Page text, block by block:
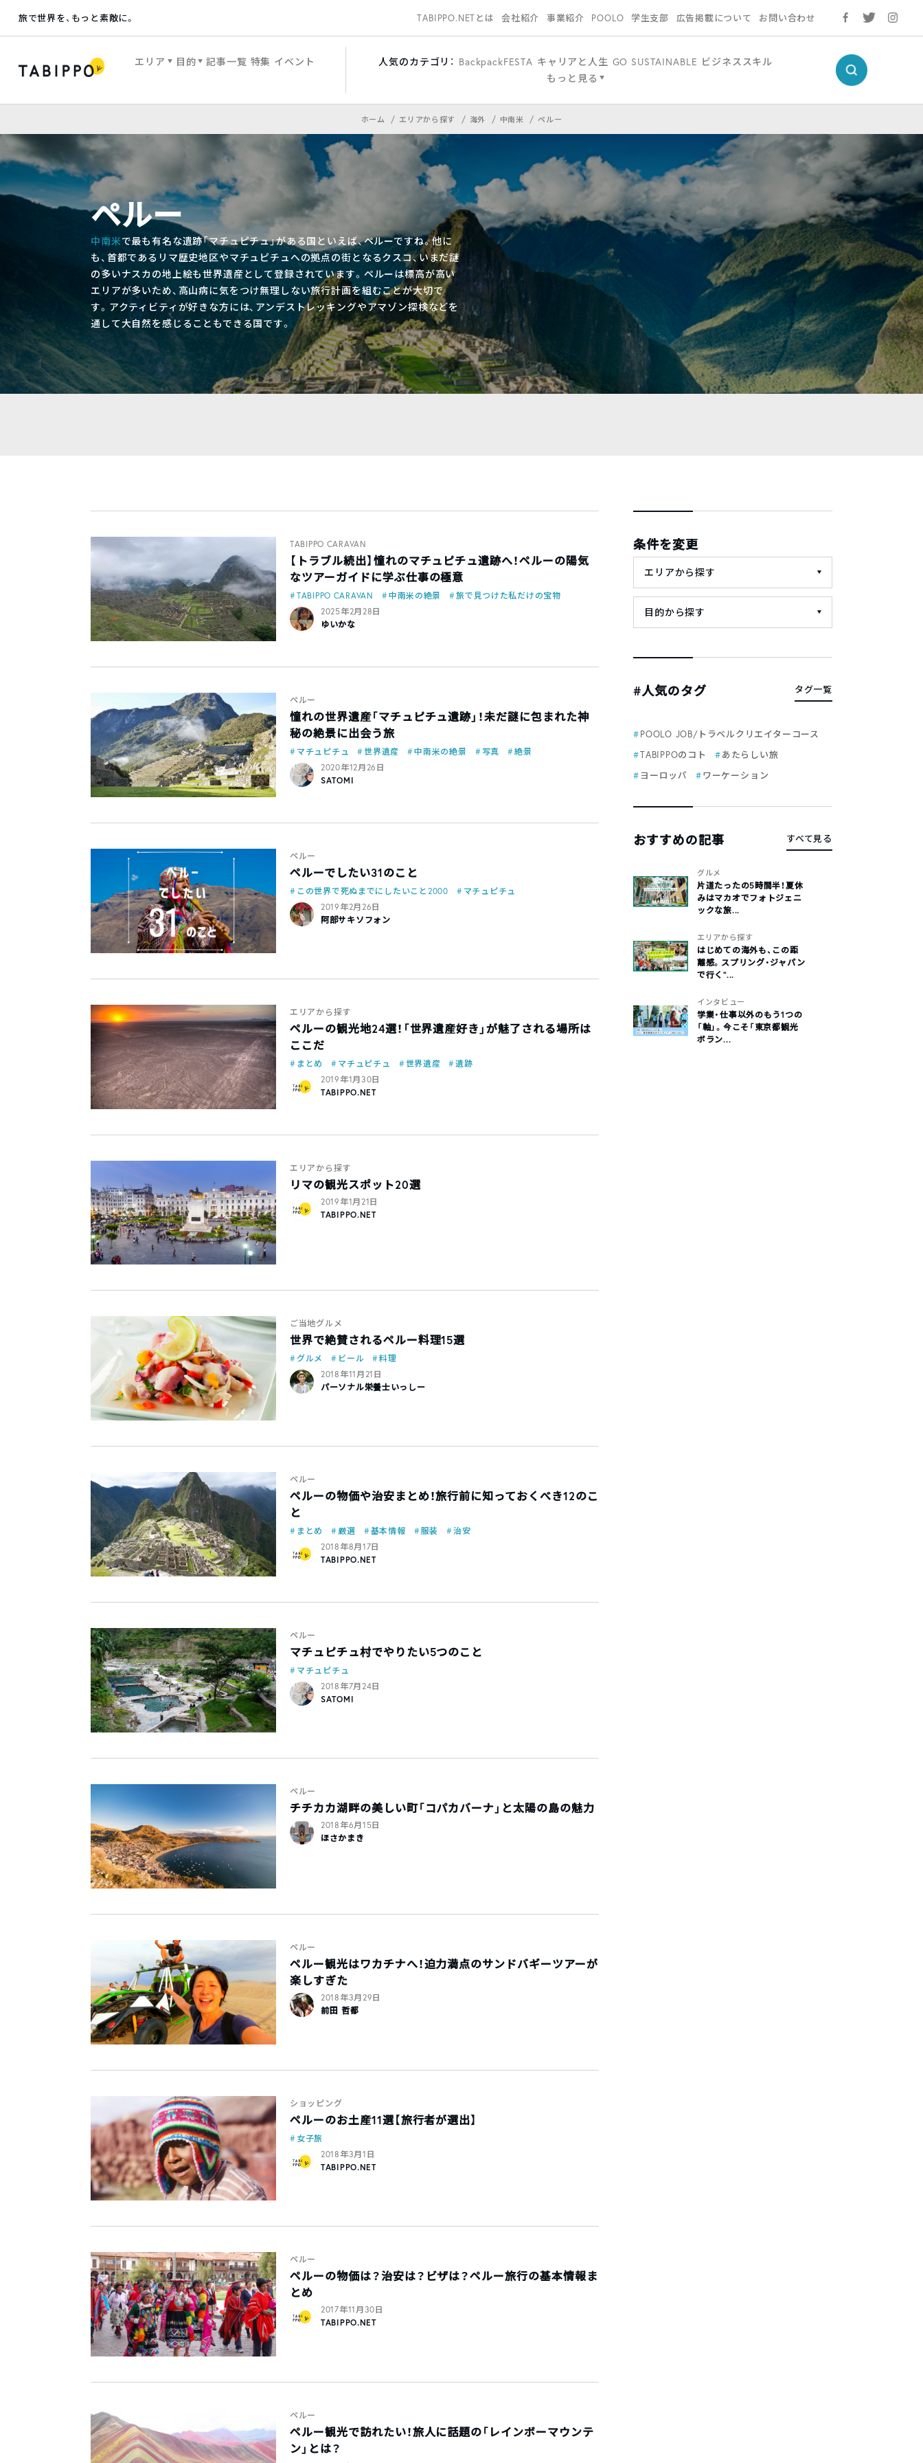
旅で世界を、もっと素敵に。 TABIPPO.NETとは 会社紹介 事業紹介 POOLO 学生支部 広告掲載について お問い合わせ
エリア 目的 記事一覧 特集 イベント 人気のカテゴリ： BackpackFESTA キャリアと人生 GO SUSTAINABLE ビジネススキル
もっと見る
ホーム エリアから探す 海外 中南米 ペルー
ペルー
中南米で最も有名な遺跡「マチュピチュ」がある国といえば、ペルーですね。他に
も、首都であるリマ歴史地区やマチュピチュへの拠点の街となるクスコ、いまだ謎
の多いナスカの地上絵も世界遺産として登録されています。ペルーは標高が高い
エリアが多いため、高山病に気をつけ無理しない旅行計画を組むことが大切で
す。アクティビティが好きな方には、アンデストレッキングやアマゾン探検などを
通して大自然を感じることもできる国です。
TABIPPO CARAVAN
【トラブル続出】憧れのマチュピチュ遺跡へ！ペルーの陽気
なツアーガイドに学ぶ仕事の極意
TABIPPO CARAVAN 中南米の絶景
旅で見つけた私だけの宝物
2025年2月28日
ゆいかな
ペルー
憧れの世界遺産「マチュピチュ遺跡」！未だ謎に包まれた神
秘の絶景に出会う旅
マチュピチュ 世界遺産 中南米の絶景 写真
絶景
2020年12月26日
SATOMI
ペルー
ペルーでしたい31のこと
この世界で死ぬまでにしたいこと2000
マチュピチュ
2019年2月26日
阿部サキソフォン
エリアから探す
ペルーの観光地24選！「世界遺産好き」が魅了される場所は
ここだ
まとめ マチュピチュ 世界遺産
遺跡
2019年1月30日
TABIPPO.NET
エリアから探す
リマの観光スポット20選
2019年1月21日
TABIPPO.NET
ご当地グルメ
世界で絶賛されるペルー料理15選
グルメ ビール
料理
2018年11月21日
パーソナル栄養士いっしー
ペルー
ペルーの物価や治安まとめ！旅行前に知っておくべき12のこ
と
まとめ 厳選 基本情報 服装
治安
2018年8月17日
TABIPPO.NET
ペルー
マチュピチュ村でやりたい5つのこと
マチュピチュ
2018年7月24日
SATOMI
ペルー
チチカカ湖畔の美しい町「コパカバーナ」と太陽の島の魅力
2018年6月15日
ほさかまき
ペルー
ペルー観光はワカチナへ！迫力満点のサンドバギーツアーが
楽しすぎた
2018年3月29日
前田 哲都
ショッピング
ペルーのお土産11選【旅行者が選出】
女子旅
2018年3月1日
TABIPPO.NET
ペルー
ペルーの物価は？治安は？ビザは？ペルー旅行の基本情報ま
とめ
2017年11月30日
TABIPPO.NET
ペルー
ペルー観光で訪れたい！旅人に話題の「レインボーマウンテ
ン」とは？
条件を変更
エリアから探す
目的から探す
#人気のタグ タグ一覧
POOLO JOB/トラベルクリエイターコース
TABIPPOのコト
あたらしい旅
ヨーロッパ
ワーケーション
おすすめの記事 すべて見る
グルメ
片道たったの5時間半！夏休
みはマカオでフォトジェニ
ックな旅...
エリアから探す
はじめての海外も、この距
離感。スプリング・ジャパン
で行く“...
インタビュー
学業・仕事以外のもう1つの
「軸」。今こそ「東京都観光
ボラン...